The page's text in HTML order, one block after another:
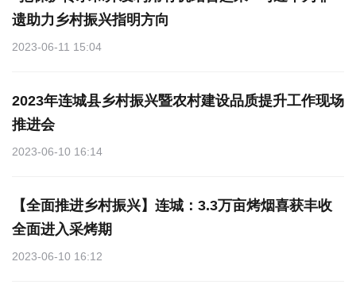
遗助力乡村振兴指明方向
2023-06-11 15:04
2023年连城县乡村振兴暨农村建设品质提升工作现场
推进会
2023-06-10 16:14
【全面推进乡村振兴】连城：3.3万亩烤烟喜获丰收
全面进入采烤期
2023-06-10 16:12